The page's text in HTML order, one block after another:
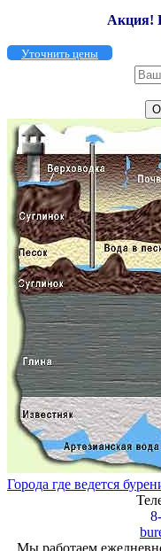
Акция!
Уточнить цены
Города где ведется